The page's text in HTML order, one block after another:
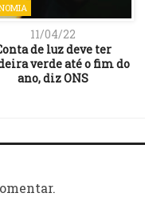
11/04/22
de luz deve ter
verde até o fim do
ano, diz ONS